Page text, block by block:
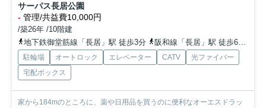
サーパス長居公園
- 管理/共益費10,000円
/築26年 /10階建
地下鉄御堂筋線「長居」駅 徒歩3分
阪和線「長居」駅 徒歩6分
駐輪場 オートロック エレベーター CATV
光ファイバー
宅配ボックス
家から184mのところに、薬や日用品を買うのに便利なオーエスドラッ